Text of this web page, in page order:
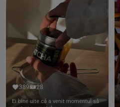
389 28
Ei bine uite că a venit momentul să